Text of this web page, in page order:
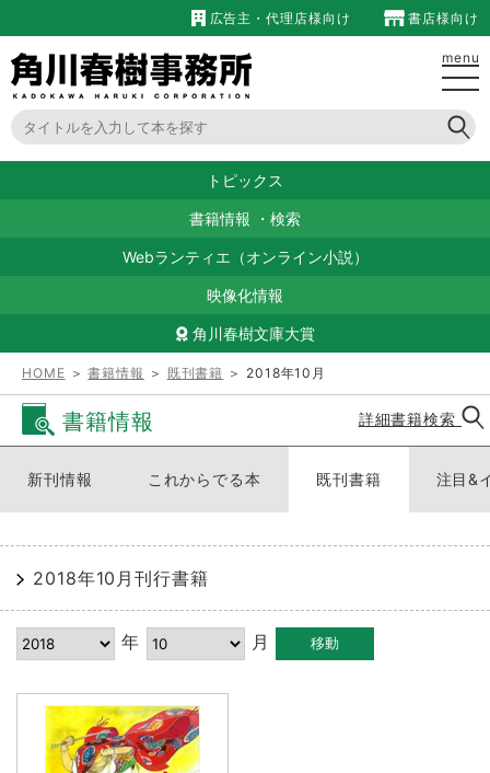
広告主・代理店様向け 書店様向け
menu
トピックス
書籍情報 ・ 検索
Webランティエ（オンライン小説）
映像化情報
角川春樹文庫大賞
HOME ＞書籍情報 ＞ 既刊書籍 ＞ 2018年10月
書籍情報 詳細書籍検索
新刊情報 これからでる本 既刊書籍 注目&
2018年10月刊行書籍
年 月